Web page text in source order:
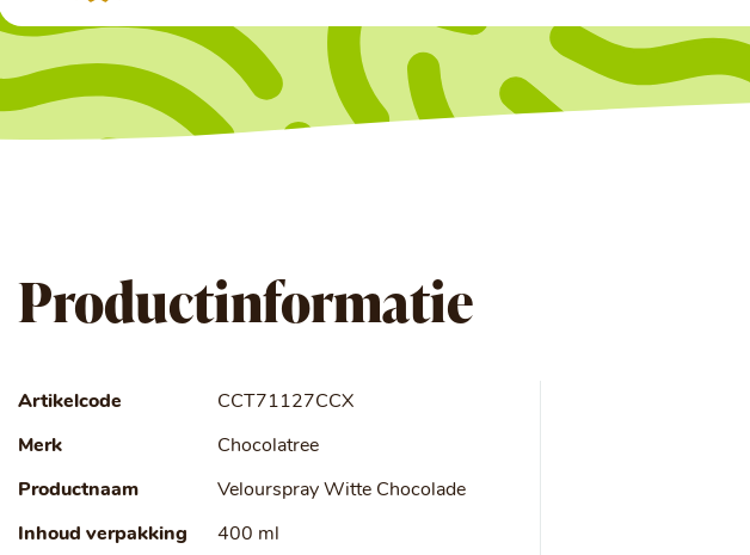
Productinformatie
Artikelcode CCT71127CCX
Merk Chocolatree
Productnaam Velourspray Witte Chocolade
Inhoud verpakking 400 ml